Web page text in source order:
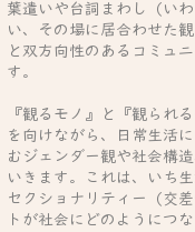
葉遣いや台詞まわし（い
い、その場に居合わせた
と双方向性のあるコミュ
す。
『観るモノ』と『観られ
を向けながら、日常生活
むジェンダー観や社会構
いきます。これは、いち
セクショナリティー（交
トが社会にどのようにつ